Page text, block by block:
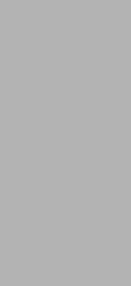
數據庫密碼
爲你自己的服務器